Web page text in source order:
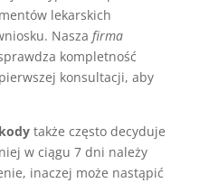
lekarskich
Nasza firma
kompletność
konsultacji, aby
także często decyduje
w ciągu 7 dni należy
inaczej może nastąpić